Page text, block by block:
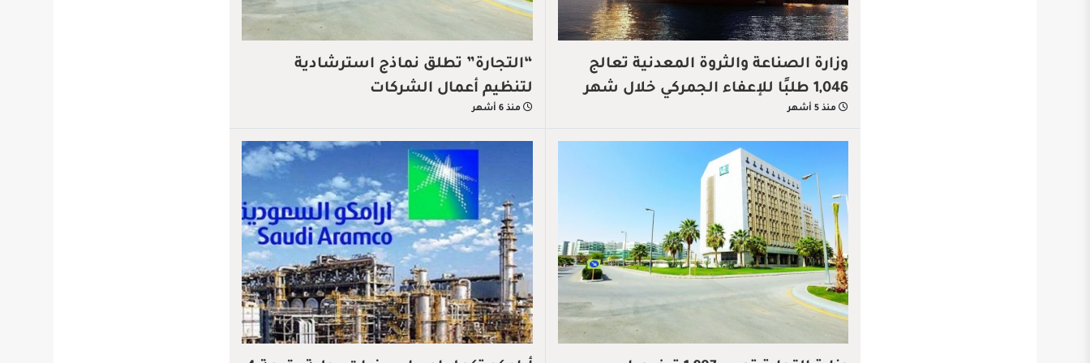
وزارة الصناعة والثروة المعدنية تعالج
1,046 طلبًا للإعفاء الجمركي خلال شهر
منذ 5 أشهر
“التجارة” تطلق نماذج استرشادية
لتنظيم أعمال الشركات
منذ 6 أشهر